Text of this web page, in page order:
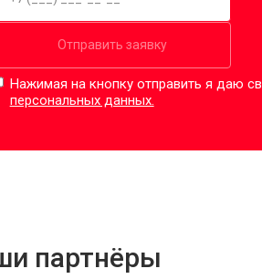
Отправить заявку
Нажимая на кнопку отправить я даю
персональных данных.
партнёры